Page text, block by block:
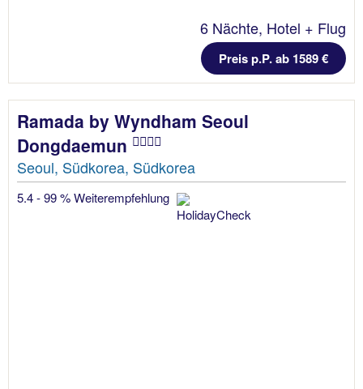
6 Nächte, Hotel + Flug
Preis p.P. ab 1589 €
Ramada by Wyndham Seoul
Dongdaemun
Seoul, Südkorea, Südkorea
5.4 - 99 % Weiterempfehlung